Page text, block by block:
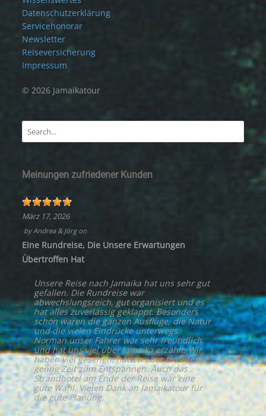
Datenschutzerklärung
Servicehonorar
Newsletter
Reiseversicherung
Impressum
© 2026 Jamaikatour
Meinungen zufriedener Kunden
März 17, 2026
by Andrea & Jörgon
Eine Rundreise, Die Unsere Erwartungen
Übertroffen Hat
Unsere Reise nach Jamaika hat uns sehr gut
gefallen. Die Rundreise war
abwechslungsreich, gut organisiert und es
hat alles zuverlässig geklappt. Besonders
schön waren die ganzen Ausflüge, die Natur
und die vielen Eindrücke unterwegs.
Norman unser Fahrer war sehr freundlich
und hat uns viel über Jamaika erzählt. Wir
haben viel gesehen, hatten aber trotzdem
genug Zeit zum Entspannen. Auch das
Strandhotel am Ende der Reise war eine
gute Wahl. Vielen Dank an Jamaikatour für
die gute Planung.